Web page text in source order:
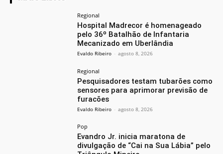
Regional
Hospital Madrecor é homenageado
pelo 36º Batalhão de Infantaria
Mecanizado em Uberlândia
Evaldo Ribeiro - agosto 8, 2026
Regional
Pesquisadores testam tubarões como
sensores para aprimorar previsão de
furacões
Evaldo Ribeiro - agosto 8, 2026
Pop
Evandro Jr. inicia maratona de
divulgação de “Cai na Sua Lábia” pelo